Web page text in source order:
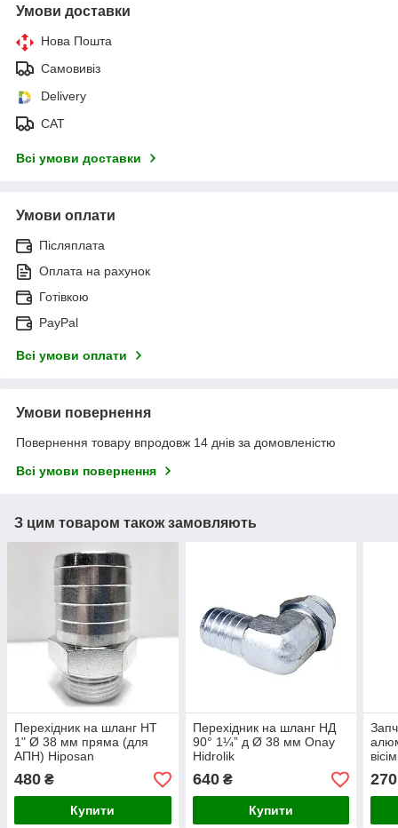
Умови доставки
Нова Пошта
Самовивіз
Delivery
САТ
Всі умови доставки
Умови оплати
Післяплата
Оплата на рахунок
Готівкою
PayPal
Всі умови оплати
Умови повернення
Повернення товару впродовж 14 днів за домовленістю
Всі умови повернення
З цим товаром також замовляють
Перехідник на шланг НТ
1" Ø 38 мм пряма (для
АПН) Hiposan
480 ₴
Купити
Перехідник на шланг НД
90° 1¼” д Ø 38 мм Onay
Hidrolik
640₴
Купити
270